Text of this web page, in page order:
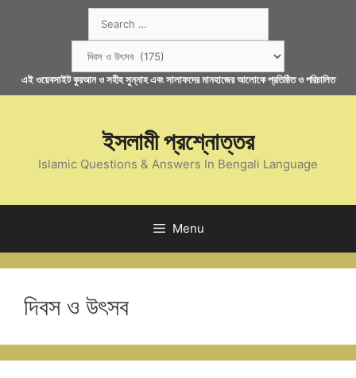
for:
এই ওয়েবসাইট কুরআন ও সহীহ সুন্নাহ এবং সালাফদের মানহাজের আলোকে প্রতিষ্ঠিত ও পরিচালিত
ইসলামী প্রশ্নোত্তর
Islamic Questions & Answers In Bengali Language
Menu
দিবস ও উৎসব